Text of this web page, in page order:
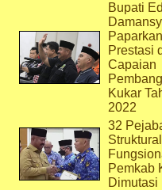
Bupati
Paparkan
Prestasi
Capaian
Kukar
2022
32
Pemkab
Dimutasi